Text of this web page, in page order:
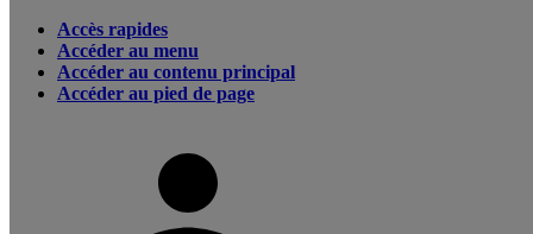
Accès rapides
Accéder au menu
Accéder au contenu principal
Accéder au pied de page